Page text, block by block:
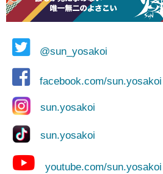
@sun_yosakoi
facebook.com/sun.yosakoi
sun.yosakoi
sun.yosakoi
youtube.com/sun.yosakoi